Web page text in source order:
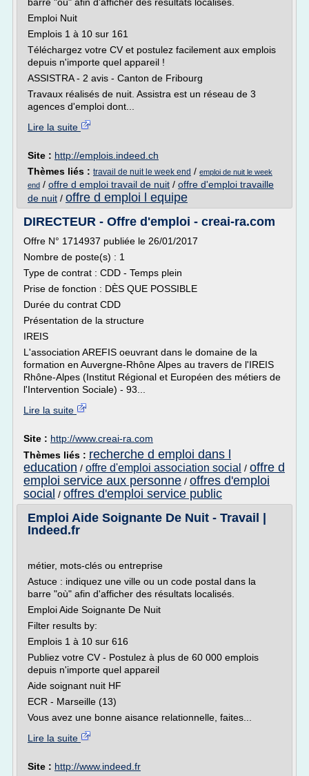
Emploi Nuit
Emplois 1 à 10 sur 161
Téléchargez votre CV et postulez facilement aux emplois
depuis n'importe quel appareil !
ASSISTRA - 2 avis - Canton de Fribourg
Travaux réalisés de nuit. Assistra est un réseau de 3
agences d'emploi dont...
Lire la suite
Site : http://emplois.indeed.ch
Thèmes liés : travail de nuit le week end / emploi de nuit le week
end / offre d emploi travail de nuit / offre d'emploi travaille
de nuit / offre d emploi l equipe
DIRECTEUR - Offre d'emploi - creai-ra.com
Offre N° 1714937 publiée le 26/01/2017
Nombre de poste(s) : 1
Type de contrat : CDD - Temps plein
Prise de fonction : DÈS QUE POSSIBLE
Durée du contrat CDD
Présentation de la structure
IREIS
L'association AREFIS oeuvrant dans le domaine de la
formation en Auvergne-Rhône Alpes au travers de l'IREIS
Rhône-Alpes (Institut Régional et Européen des métiers de
l'Intervention Sociale) - 93...
Lire la suite
Site : http://www.creai-ra.com
Thèmes liés : recherche d emploi dans l
education / offre d'emploi association social / offre d
emploi service aux personne / offres d'emploi
social / offres d'emploi service public
Emploi Aide Soignante De Nuit - Travail |
Indeed.fr
métier, mots-clés ou entreprise
Astuce : indiquez une ville ou un code postal dans la
barre "où" afin d'afficher des résultats localisés.
Emploi Aide Soignante De Nuit
Filter results by:
Emplois 1 à 10 sur 616
Publiez votre CV - Postulez à plus de 60 000 emplois
depuis n'importe quel appareil
Aide soignant nuit HF
ECR - Marseille (13)
Vous avez une bonne aisance relationnelle, faites...
Lire la suite
Site : http://www.indeed.fr